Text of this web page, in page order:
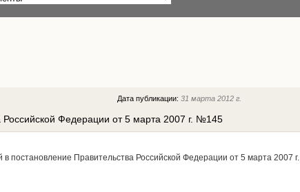
Дата публикации:31 марта 2012 г.
Федерации от 5 марта 2007 г. №145
постановление Правительства Российской Федерации от 5 марта 2007 г.